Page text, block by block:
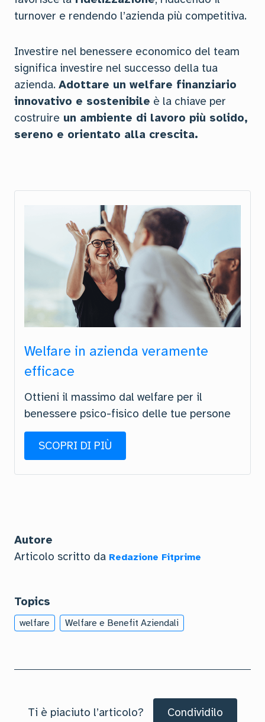
turnover e rendendo l’azienda più competitiva.
Investire nel benessere economico del team
significa investire nel successo della tua
azienda. Adottare un welfare finanziario
innovativo e sostenibile è la chiave per
costruire un ambiente di lavoro più solido,
sereno e orientato alla crescita.
Welfare in azienda veramente
efficace
Ottieni il massimo dal welfare per il
benessere psico-fisico delle tue persone
SCOPRI DI PIÙ
Autore
Articolo scritto da Redazione Fitprime
Topics
welfare Welfare e Benefit Aziendali
Ti è piaciuto l’articolo? Condividilo